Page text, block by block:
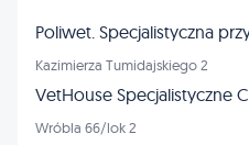
Kazimierza Tumidajskiego 2
Wróbla 66/lok 2